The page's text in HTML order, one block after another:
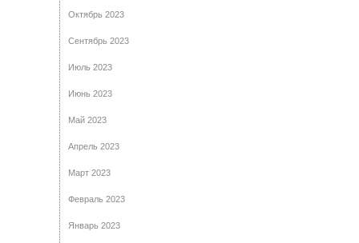
Октябрь 2023
Сентябрь 2023
Июль 2023
Июнь 2023
Май 2023
Апрель 2023
Март 2023
Февраль 2023
Январь 2023